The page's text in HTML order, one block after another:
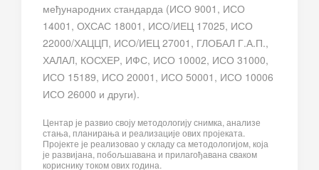
међународних стандарда (ИСО 9001, ИСО
14001, ОХСАС 18001, ИСО/ИЕЦ 17025, ИСО
22000/ХАЦЦП, ИСО/ИЕЦ 27001, ГЛОБАЛ Г.А.П.,
ХАЛАЛ, КОСХЕР, ИФС, ИСО 10002, ИСО 31000,
ИСО 15189, ИСО 20001, ИСО 50001, ИСО 10006
ИСО 26000 и други).
Центар је развио своју методологију снимка, анализе
стања, планирања и реализације ових пројеката.
Пројекте је реализовао у складу са методологијом, која
је развијана, побољшавана и прилагођавана сваком
кориснику током ових година.